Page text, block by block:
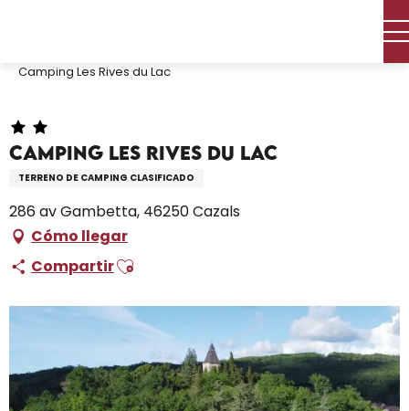
principal
Camping Les Rives du Lac
Camping Les Rives du Lac
TERRENO DE CAMPING CLASIFICADO
286 av Gambetta, 46250 Cazals
Cómo llegar
CompartirAjouter aux favoris